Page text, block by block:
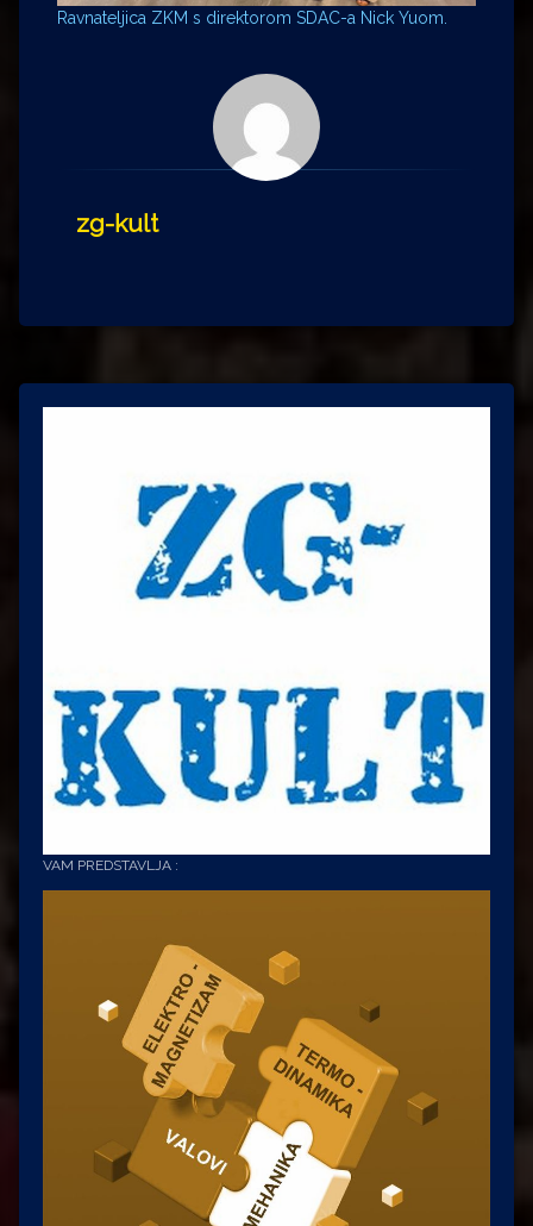
Ravnateljica ZKM s direktorom SDAC-a Nick Yuom.
zg-kult
VAM PREDSTAVLJA :